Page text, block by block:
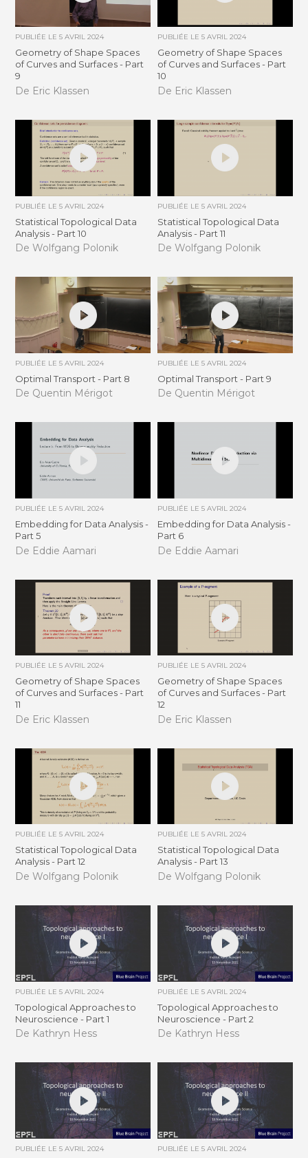
PUBLIÉE LE5 AVRIL 2024
Geometry of Shape Spaces
of Curves and Surfaces - Part
9
De Eric Klassen
PUBLIÉE LE 5 AVRIL 2024
Geometry of Shape Spaces
of Curves and Surfaces - Part
10
De Eric Klassen
PUBLIÉE LE5 AVRIL 2024
Statistical Topological Data
Analysis - Part 10
De Wolfgang Polonik
PUBLIÉE LE 5 AVRIL 2024
Statistical Topological Data
Analysis - Part 11
De Wolfgang Polonik
PUBLIÉE LE5 AVRIL 2024
Optimal Transport - Part 8
De Quentin Mérigot
PUBLIÉE LE 5 AVRIL 2024
Optimal Transport - Part 9
De Quentin Mérigot
PUBLIÉE LE5 AVRIL 2024
Embedding for Data Analysis -
Part 5
De Eddie Aamari
PUBLIÉE LE 5 AVRIL 2024
Embedding for Data Analysis -
Part 6
De Eddie Aamari
PUBLIÉE LE5 AVRIL 2024
Geometry of Shape Spaces
of Curves and Surfaces - Part
11
De Eric Klassen
PUBLIÉE LE 5 AVRIL 2024
Geometry of Shape Spaces
of Curves and Surfaces - Part
12
De Eric Klassen
PUBLIÉE LE5 AVRIL 2024
Statistical Topological Data
Analysis - Part 12
De Wolfgang Polonik
PUBLIÉE LE 5 AVRIL 2024
Statistical Topological Data
Analysis - Part 13
De Wolfgang Polonik
PUBLIÉE LE5 AVRIL 2024
Topological Approaches to
Neuroscience - Part 1
De Kathryn Hess
PUBLIÉE LE 5 AVRIL 2024
Topological Approaches to
Neuroscience - Part 2
De Kathryn Hess
PUBLIÉE LE5 AVRIL 2024 PUBLIÉE LE 5 AVRIL 2024